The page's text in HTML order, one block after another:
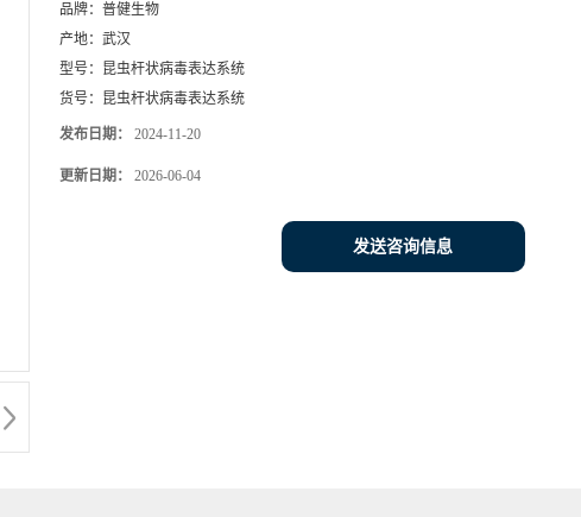
品牌： 普健生物
产地： 武汉
型号： 昆虫杆状病毒表达系统
货号： 昆虫杆状病毒表达系统
发布日期： 2024-11-20
更新日期： 2026-06-04
发送咨询信息